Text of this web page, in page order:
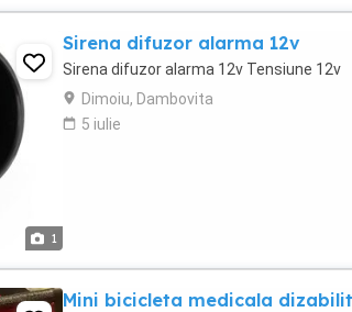
1
Sirena difuzor alarma 12v
Sirena difuzor alarma 12v Tensiune 12v
Dimoiu, Dambovita
5 iulie
Mini bicicleta medicala